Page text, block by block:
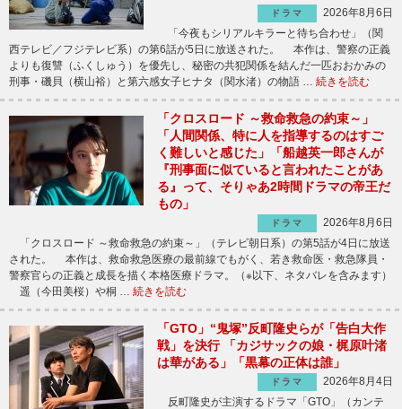
ドラマ
2026年8月6日
「今夜もシリアルキラーと待ち合わせ」（関
西テレビ／フジテレビ系）の第6話が5日に放送された。 本作は、警察の正義
よりも復讐（ふくしゅう）を優先し、秘密の共犯関係を結んだ一匹おおかみの
刑事・磯貝（横山裕）と第六感女子ヒナタ（関水渚）の物語 … 続きを読む
「クロスロード ～救命救急の約束～」
「人間関係、特に人を指導するのはすご
く難しいと感じた」「船越英一郎さんが
『刑事面に似ていると言われたことがあ
る』って、そりゃあ2時間ドラマの帝王だ
もの」
ドラマ
2026年8月6日
「クロスロード ～救命救急の約束～」（テレビ朝日系）の第5話が4日に放送
された。 本作は、救命救急医療の最前線でもがく、若き救命医・救急隊員・
警察官らの正義と成長を描く本格医療ドラマ。（※以下、ネタバレを含みます）
遥（今田美桜）や桐 … 続きを読む
「GTO」“鬼塚”反町隆史らが「告白大作
戦」を決行 「カジサックの娘・梶原叶渚
は華がある」「黒幕の正体は誰」
ドラマ
2026年8月4日
反町隆史が主演するドラマ「GTO」（カンテ